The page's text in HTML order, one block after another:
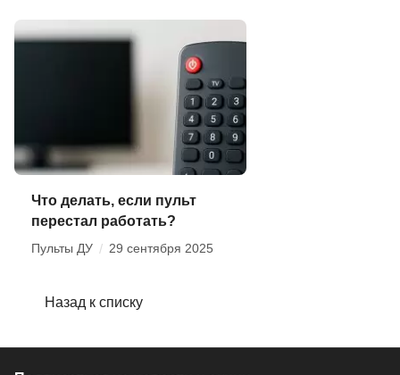
Что делать, если пульт
перестал работать?
Пульты ДУ / 29 сентября 2025
Назад к списку